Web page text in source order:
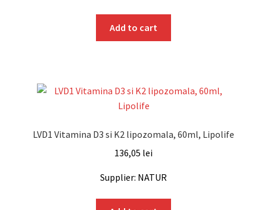
Add to cart
LVD1 Vitamina D3 si K2 lipozomala, 60ml, Lipolife
136,05 lei
Supplier: NATUR